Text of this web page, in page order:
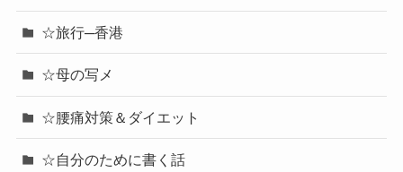
☆旅行─香港
☆母の写メ
☆腰痛対策＆ダイエット
☆自分のために書く話